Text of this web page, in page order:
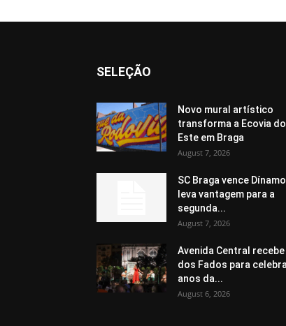
SELEÇÃO
Novo mural artístico
transforma a Ecovia do
Este em Braga
August 7, 2026
SC Braga vence
leva vantagem para a
segunda...
August 7, 2026
Avenida Central recebe
dos Fados para
anos da...
August 6, 2026